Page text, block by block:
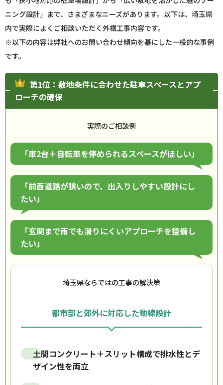
ニング設計」まで、さまざまなニーズがあります。以下は、埼玉県
内で実際によくご相談いただく外構工事内容です。
※以下の内容は弊社へのお問い合わせ傾向を基にした一般的な事例
です。
第1位：敷地条件に合わせた駐車スペースとアプ
ローチの確保
実際のご相談例
「車2台＋自転車を停められるスペースがほしい」
「前面道路が狭いので、出入りしやすい設計にし
たい」
「玄関まで雨でも滑りにくいアプローチを整備し
たい」
埼玉県ならではの工事の解決策
都市部と郊外に対応した動線設計
土間コンクリート＋スリット構成で排水性とデ
ザイン性を両立